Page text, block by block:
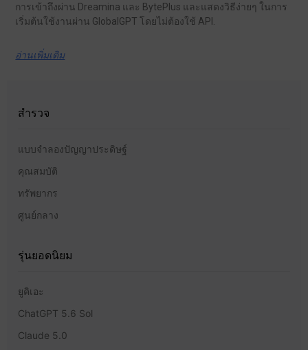
การเข้าถึงผ่าน Dreamina และ BytePlus และแสดงวิธีง่ายๆ ในการ
เริ่มต้นใช้งานผ่าน GlobalGPT โดยไม่ต้องใช้ API.
อ่านเพิ่มเติม
สำรวจ
แบบจำลองปัญญาประดิษฐ์
คุณสมบัติ
ทรัพยากร
ศูนย์กลาง
รุ่นยอดนิยม
ยูคิเอะ
ChatGPT 5.6 Sol
Claude 5.0